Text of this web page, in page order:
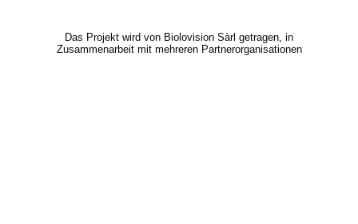
Das Projekt wird von Biolovision Sàrl getragen, in
Zusammenarbeit mit mehreren Partnerorganisationen